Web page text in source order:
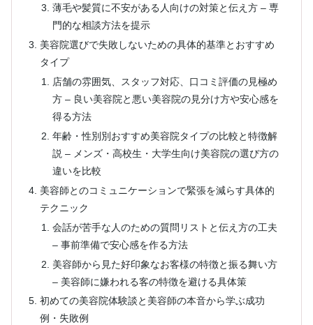
薄毛や髪質に不安がある人向けの対策と伝え方 – 専
門的な相談方法を提示
美容院選びで失敗しないための具体的基準とおすすめ
タイプ
店舗の雰囲気、スタッフ対応、口コミ評価の見極め
方 – 良い美容院と悪い美容院の見分け方や安心感を
得る方法
年齢・性別別おすすめ美容院タイプの比較と特徴解
説 – メンズ・高校生・大学生向け美容院の選び方の
違いを比較
美容師とのコミュニケーションで緊張を減らす具体的
テクニック
会話が苦手な人のための質問リストと伝え方の工夫
– 事前準備で安心感を作る方法
美容師から見た好印象なお客様の特徴と振る舞い方
– 美容師に嫌われる客の特徴を避ける具体策
初めての美容院体験談と美容師の本音から学ぶ成功
例・失敗例